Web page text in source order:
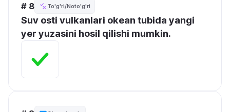
# 8 To'g'ri/Noto'g'ri
Suv osti vulkanlari okean tubida yangi
yer yuzasini hosil qilishi mumkin.